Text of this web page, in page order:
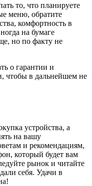
то, что планируете
меню, обратите
комфортность в
на бумаге
но по факту не
о гарантии и
чтобы в дальнейшем не
устройства, а
на вашу
и рекомендациям,
который будет вам
рынок и читайте
себя. Удачи в